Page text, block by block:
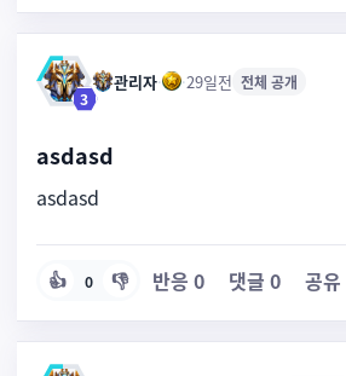
3
관리자· ·29일전 전체 공개
asdasd
asdasd
👍 0 👎 반응 0 댓글 0 공유